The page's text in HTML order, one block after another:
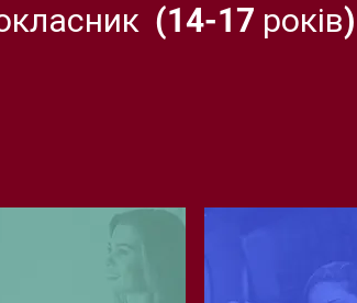
(14-17 років)